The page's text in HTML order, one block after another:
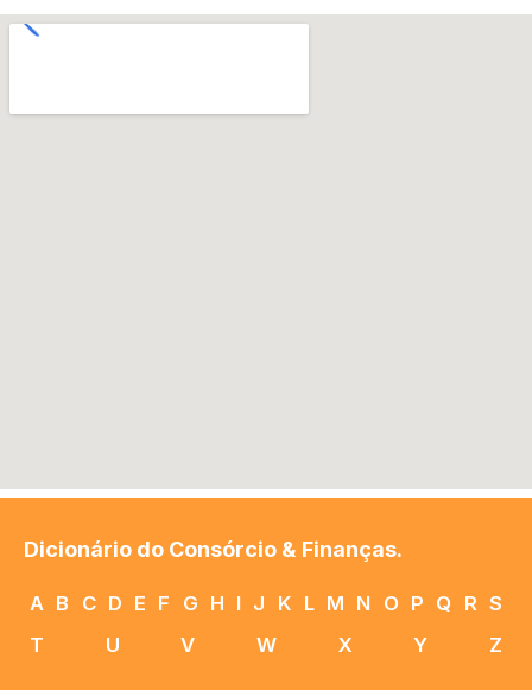
Dicionário do Consórcio & Finanças.
A B C D E F G H I J K L M N O P Q R S
T
U V W X Y Z